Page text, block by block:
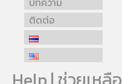
ติดต่อ